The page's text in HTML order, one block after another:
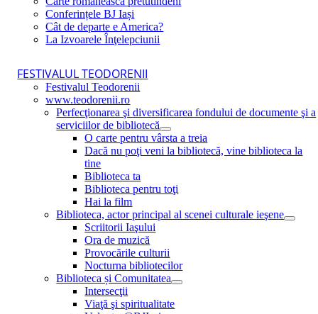
Conferințele BJ Iași
Cât de departe e America?
La Izvoarele Înţelepciunii
FESTIVALUL TEODORENII
Festivalul Teodorenii
www.teodorenii.ro
Perfecţionarea şi diversificarea fondului de documente şi a
serviciilor de bibliotecă
O carte pentru vârsta a treia
Dacă nu poţi veni la bibliotecă, vine biblioteca la
tine
Biblioteca ta
Biblioteca pentru toţi
Hai la film
Biblioteca, actor principal al scenei culturale ieşene
Scriitorii Iaşului
Ora de muzică
Provocările culturii
Nocturna bibliotecilor
Biblioteca și Comunitatea
Intersecţii
Viaţă şi spiritualitate